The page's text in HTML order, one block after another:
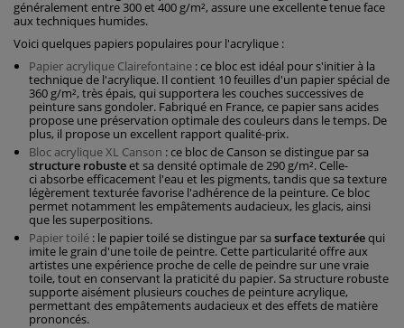
généralement entre 300 et 400 g/m², assure une excellente tenue face
aux techniques humides.
Voici quelques papiers populaires pour l'acrylique :
Papier acrylique Clairefontaine : ce bloc est idéal pour s'initier à la
technique de l'acrylique. Il contient 10 feuilles d'un papier spécial de
360 g/m², très épais, qui supportera les couches successives de
peinture sans gondoler. Fabriqué en France, ce papier sans acides
propose une préservation optimale des couleurs dans le temps. De
plus, il propose un excellent rapport qualité-prix.
Bloc acrylique XL Canson : ce bloc de Canson se distingue par sa
structure robusteet sa densité optimale de 290 g/m². Celle-
ci absorbe efficacement l'eau et les pigments, tandis que sa texture
légèrement texturée favorise l'adhérence de la peinture. Ce bloc
permet notamment les empâtements audacieux, les glacis, ainsi
que les superpositions.
Papier toilé : le papier toilé se distingue par sa surface texturéequi
imite le grain d'une toile de peintre. Cette particularité offre aux
artistes une expérience proche de celle de peindre sur une vraie
toile, tout en conservant la praticité du papier. Sa structure robuste
supporte aisément plusieurs couches de peinture acrylique,
permettant des empâtements audacieux et des effets de matière
prononcés.